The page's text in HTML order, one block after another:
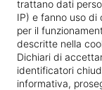
Vedi le
trattano dati
IP) e fanno uso
per il
descritte nella
Dichiari di
identificatori
informativa,